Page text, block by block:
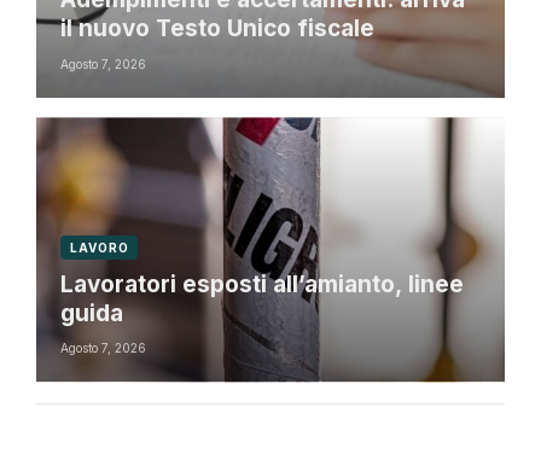
il nuovo Testo Unico fiscale
Agosto 7, 2026
LAVORO
Lavoratori esposti all’amianto, linee
guida
Agosto 7, 2026